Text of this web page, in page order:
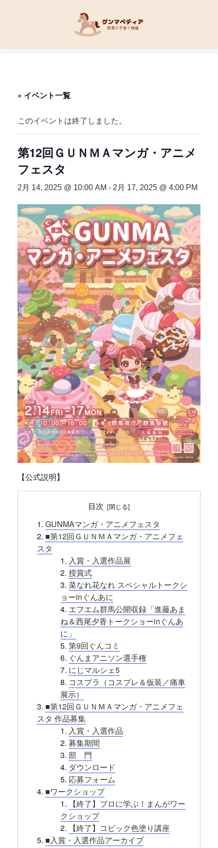
« イベント一覧
このイベントは終了しました。
第12回ＧＵＮＭＡマンガ・アニメ
フェスタ
2月 14, 2025 @ 10:00 AM - 2月 17, 2025 @ 4:00 PM
【公式説明】
目次
GUNMAマンガ・アニメフェスタ
■第12回ＧＵＮＭＡマンガ・アニメフェ
スタ
入賞・入選作品展
授賞式
菜なれ花なれ スペシャルトークシ
ョーinぐんあに
エフエム群馬公開収録「進藤あま
ね＆西尾夕香トークショーinぐんあ
に」
第9回ぐんコミ
ぐんまアニソン選手権
にじマルシェ5
コスプラ（コスプレ＆仮装／痛車
展示）
■第12回ＧＵＮＭＡマンガ・アニメフェ
スタ 作品募集
入賞・入選作品
募集期間
部 門
ダウンロード
応募フォーム
■ワークショップ
【終了】プロに学ぶ！まんがワー
クショップ
【終了】コピック色塗り講座
■入賞・入選作品アーカイブ